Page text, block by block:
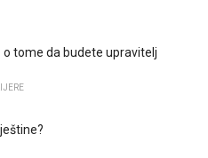
o tome da budete upravitelj